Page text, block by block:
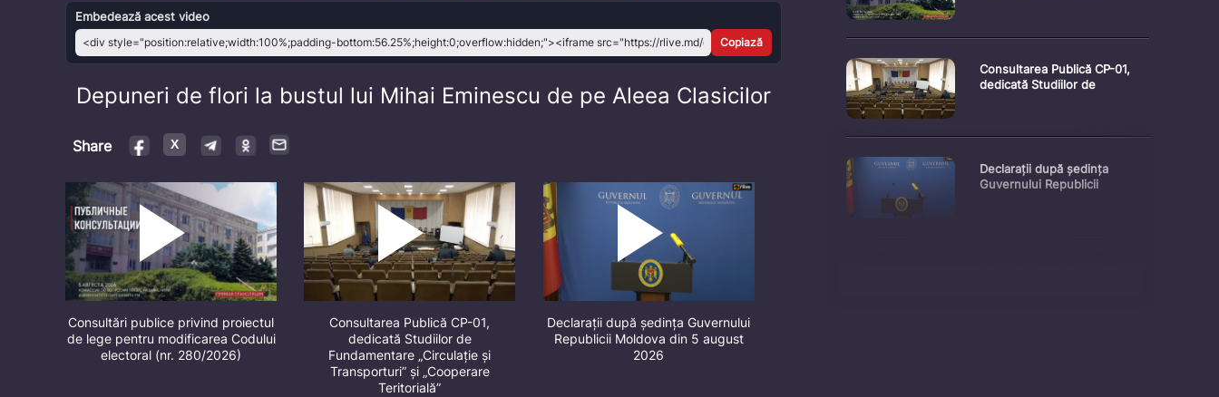
Embedează acest video
Copiază
Depuneri de flori la bustul lui Mihai Eminescu de pe Aleea Clasicilor
Share
Consultări publice privind proiectul
de lege pentru modificarea Codului
electoral (nr. 280/2026)
Consultarea Publică CP-01,
dedicată Studiilor de
Fundamentare „Circulație și
Transporturi” și „Cooperare
Teritorială”
Declarații după ședința Guvernului
Republicii Moldova din 5 august
2026
Consultarea Publică CP-01,
dedicată Studiilor de
Declarații după ședința
Guvernului Republicii